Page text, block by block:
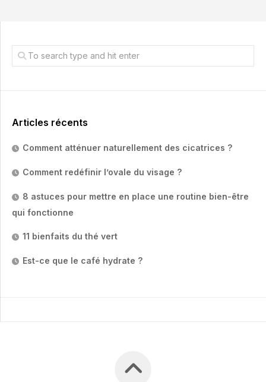
Articles récents
Comment atténuer naturellement des cicatrices ?
Comment redéfinir l’ovale du visage ?
8 astuces pour mettre en place une routine bien-être
qui fonctionne
11 bienfaits du thé vert
Est-ce que le café hydrate ?